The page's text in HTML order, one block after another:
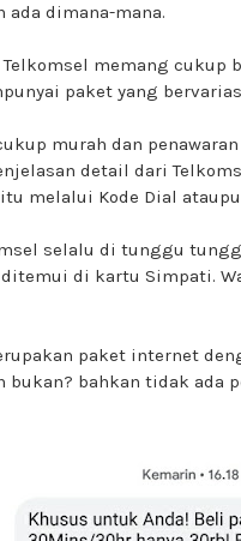
dimana-mana.
memang
paket yang
murah dan
detail dari
melalui Kode Dial
selalu di tunggu
ditemui di kartu Simpati.
paket internet
bukan? bahkan tidak